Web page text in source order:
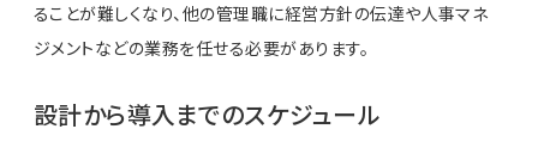
ることが難しくなり、他の管理職に経営方針の伝達や人事マネ
ジメントなどの業務を任せる必要があります。
設計から導入までのスケジュール